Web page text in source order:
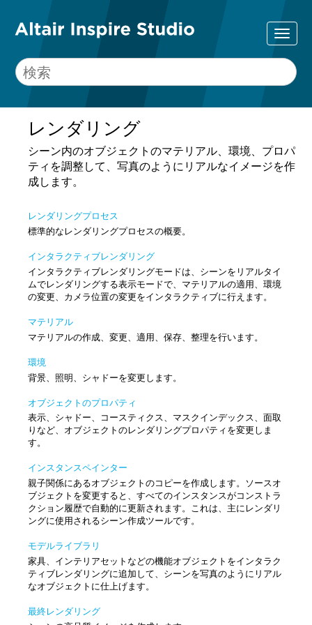
レンダリング
シーン内のオブジェクトのマテリアル、環境、プロパ
ティを調整して、写真のようにリアルなイメージを作
成します。
レンダリングプロセス
標準的なレンダリングプロセスの概要。
インタラクティブレンダリング
インタラクティブレンダリングモードは、シーンをリアルタイ
ムでレンダリングする表示モードで、マテリアルの適用、環境
の変更、カメラ位置の変更をインタラクティブに行えます。
マテリアル
マテリアルの作成、変更、適用、保存、整理を行います。
環境
背景、照明、シャドーを変更します。
オブジェクトのプロパティ
表示、シャドー、コースティクス、マスクインデックス、面取
りなど、オブジェクトのレンダリングプロパティを変更しま
す。
インスタンスペインター
親子関係にあるオブジェクトのコピーを作成します。ソースオ
ブジェクトを変更すると、すべてのインスタンスがコンストラ
クション履歴で自動的に更新されます。これは、主にレンダリ
ングに使用されるシーン作成ツールです。
モデルライブラリ
家具、インテリアセットなどの機能オブジェクトをインタラク
ティブレンダリングに追加して、シーンを写真のようにリアル
なオブジェクトに仕上げます。
最終レンダリング